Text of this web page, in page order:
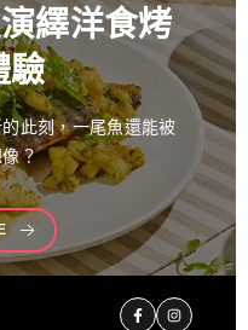
美 演繹過
禮中秋
珍藏的重要時刻。堅
藝